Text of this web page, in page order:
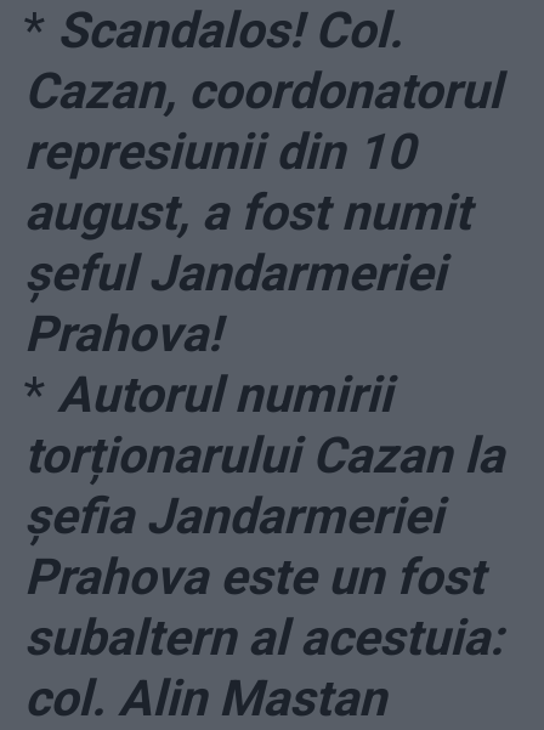
* Scandalos! Col.
Cazan, coordonatorul
represiunii din 10
august, a fost numit
șeful Jandarmeriei
Prahova!
* Autorul numirii
torționarului Cazan la
șefia Jandarmeriei
Prahova este un fost
subaltern al acestuia:
col. Alin Mastan